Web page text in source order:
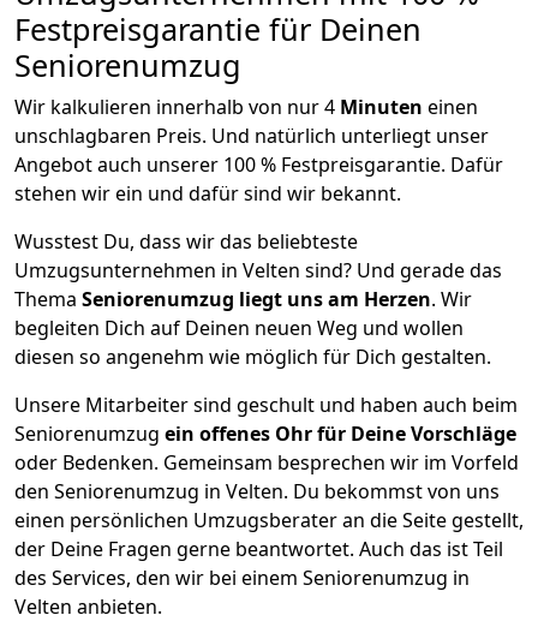
Festpreisgarantie für Deinen
Seniorenumzug
Wir kalkulieren innerhalb von nur 4 Minuten einen
unschlagbaren Preis. Und natürlich unterliegt unser
Angebot auch unserer 100 % Festpreisgarantie. Dafür
stehen wir ein und dafür sind wir bekannt.
Wusstest Du, dass wir das beliebteste
Umzugsunternehmen in Velten sind? Und gerade das
Thema Seniorenumzug liegt uns am Herzen. Wir
begleiten Dich auf Deinen neuen Weg und wollen
diesen so angenehm wie möglich für Dich gestalten.
Unsere Mitarbeiter sind geschult und haben auch beim
Seniorenumzug ein offenes Ohr für Deine Vorschläge
oder Bedenken. Gemeinsam besprechen wir im Vorfeld
den Seniorenumzug in Velten. Du bekommst von uns
einen persönlichen Umzugsberater an die Seite gestellt,
der Deine Fragen gerne beantwortet. Auch das ist Teil
des Services, den wir bei einem Seniorenumzug in
Velten anbieten.